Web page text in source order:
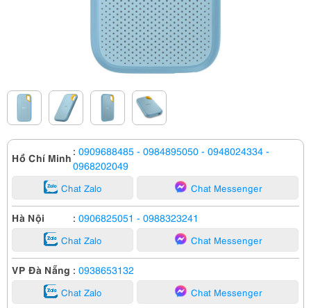
Hồ Chí Minh : 0909688485 - 0984895050 - 0948024334 -
0968202049
Chat Zalo Chat Messenger
Hà Nội : 0906825051 - 0988323241
Chat Zalo Chat Messenger
VP Đà Nẵng : 0938653132
Chat Zalo Chat Messenger